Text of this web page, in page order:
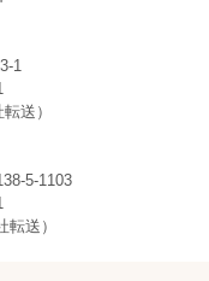
1
送）
5-1103
送）